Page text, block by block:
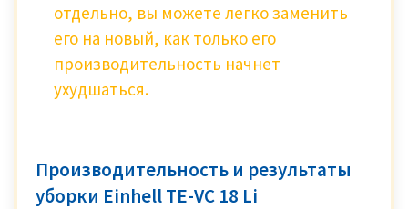
отдельно, вы можете легко заменить
его на новый, как только его
производительность начнет
ухудшаться.
Производительность и результаты
уборки Einhell TE-VC 18 Li